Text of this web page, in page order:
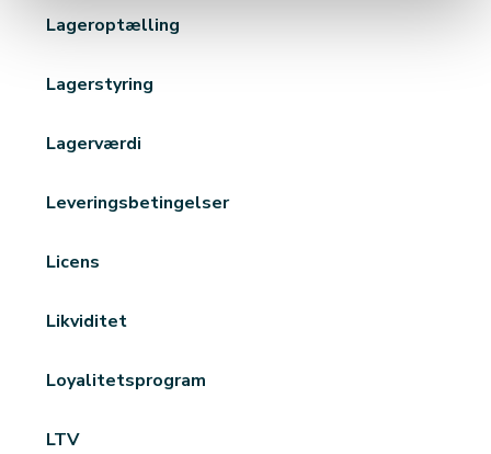
Lageroptælling
Lagerstyring
Lagerværdi
Leveringsbetingelser
Licens
Likviditet
Loyalitetsprogram
LTV